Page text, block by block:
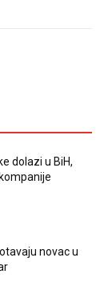
dolazi u BiH,
novac u